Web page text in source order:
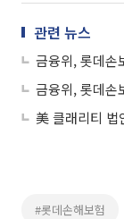
관련 뉴스
#롯데손해보험